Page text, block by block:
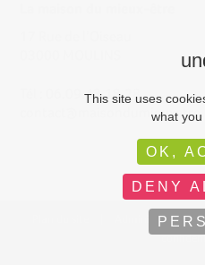
Tél : 06.09.43.18.28
Administration |
This site uses
what
OK,
DENY